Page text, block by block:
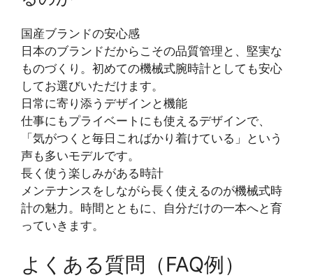
国産ブランドの安心感
日本のブランドだからこその品質管理と、堅実な
ものづくり。初めての機械式腕時計としても安心
してお選びいただけます。
日常に寄り添うデザインと機能
仕事にもプライベートにも使えるデザインで、
「気がつくと毎日こればかり着けている」という
声も多いモデルです。
長く使う楽しみがある時計
メンテナンスをしながら長く使えるのが機械式時
計の魅力。時間とともに、自分だけの一本へと育
っていきます。
よくある質問（FAQ例）